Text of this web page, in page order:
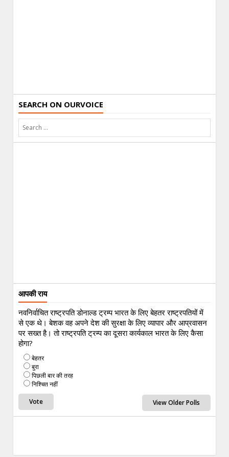
SEARCH ON OURVOICE
आपकी राय
नवनिर्वाचित राष्ट्रपति डोनाल्ड ट्रम्प भारत के लिए बेहतर राष्ट्रपतियों में
से एक थे। बेशक वह अपने देश की सुरक्षा के लिए व्यापार और आप्रवासन
पर सख्त है। तो राष्ट्रपति ट्रम्प का दूसरा कार्यकाल भारत के लिए कैसा
होगा?
बेहतर
बुरा
पिछली बार की तरह
निश्चित नहीं
View Older Polls